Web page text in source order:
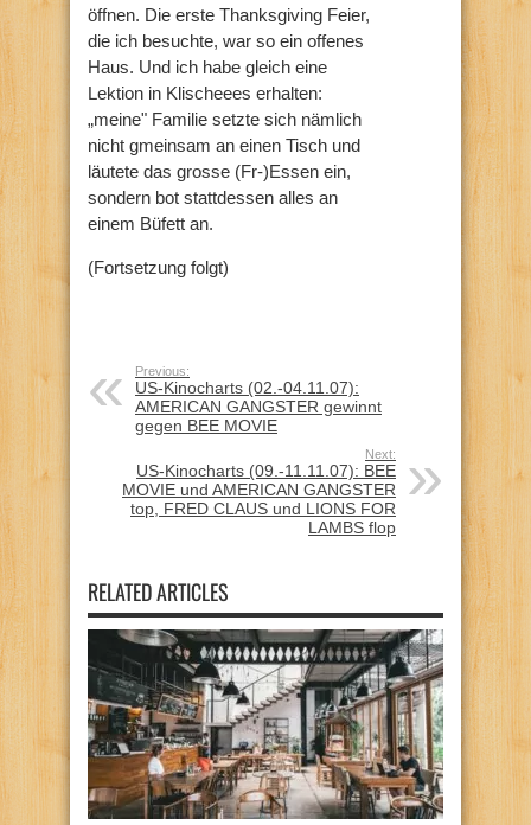
öffnen. Die erste Thanksgiving Feier,
die ich besuchte, war so ein offenes
Haus. Und ich habe gleich eine
Lektion in Klischeees erhalten:
„meine" Familie setzte sich nämlich
nicht gmeinsam an einen Tisch und
läutete das grosse (Fr-)Essen ein,
sondern bot stattdessen alles an
einem Büfett an.
(Fortsetzung folgt)
Previous:
US-Kinocharts (02.-04.11.07):
AMERICAN GANGSTER gewinnt
gegen BEE MOVIE
Next:
US-Kinocharts (09.-11.11.07): BEE
MOVIE und AMERICAN GANGSTER
top, FRED CLAUS und LIONS FOR
LAMBS flop
RELATED ARTICLES